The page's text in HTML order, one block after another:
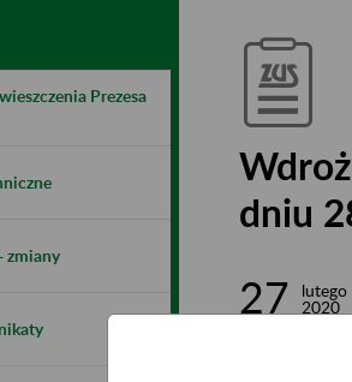
Prezesa
zmiany
dniu
27
lutego
2020